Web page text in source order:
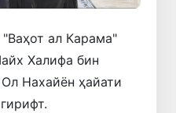
ал Карама"
Халифа бин
Нахайён ҳайати